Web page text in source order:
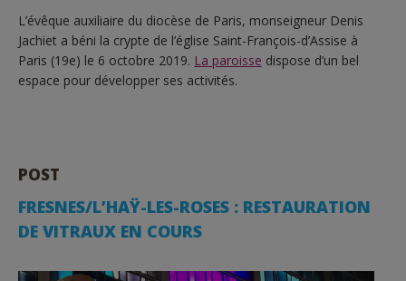
L’évêque auxiliaire du diocèse de Paris, monseigneur Denis
Jachiet a béni la crypte de l’église Saint-François-d’Assise à
Paris (19e) le 6 octobre 2019. La paroisse dispose d’un bel
espace pour développer ses activités.
POST
FRESNES/L’HAŸ-LES-ROSES : RESTAURATION
DE VITRAUX EN COURS